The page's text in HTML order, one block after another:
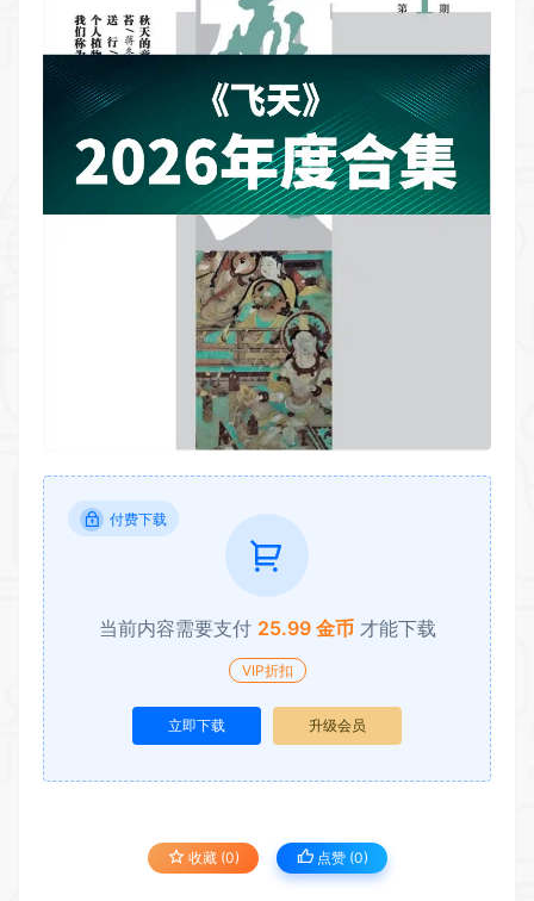
付费下载
当前内容需要支付 25.99 金币 才能下载
VIP折扣
立即下载 升级会员
收藏 (0) 点赞 (0)